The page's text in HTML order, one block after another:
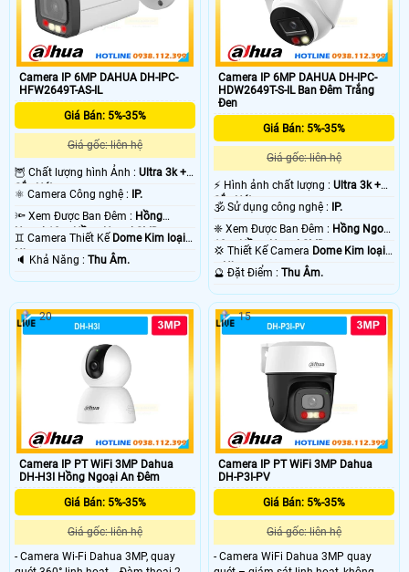
Camera IP 6MP DAHUA DH-IPC-
HFW2649T-AS-IL
Giá Bán: 5%-35%
Giá gốc: liên hệ
🦉 Chất lượng hình Ảnh : Ultra 3k +
Sắc Nét .
⚛️ Camera Công nghệ :
IP.
🔦 Xem Được Ban Đêm : Hồng
Ngoại 10m Hồng Ngoại SMD.
♊ Camera Thiết Kế Dome Kim loại +
Nhựa.
️🔈 Khả Năng : Thu Âm.
Camera IP 6MP DAHUA DH-IPC-
HDW2649T-S-IL Ban Đêm Trắng
Đen
Giá Bán: 5%-35%
Giá gốc: liên hệ
️⚡ Hình ảnh chất lượng :Ultra 3k +
Sắc Nét .
🕉️ Sử dụng công nghệ :
IP.
❈ Xem Được Ban Đêm : Hồng Ngoại
10m Hồng Ngoại SMD.
💢 Thiết Kế Camera Dome Kim loại
+ Nhựa.
️🔮 Đặt Điểm :Thu Âm.
Camera IP PT WiFi 3MP Dahua
DH-H3I Hồng Ngoại An Đêm
Giá Bán: 5%-35%
Giá gốc: liên hệ
- Camera Wi-Fi Dahua 3MP, quay
20
Camera IP PT WiFi 3MP Dahua
DH-P3I-PV
Giá Bán: 5%-35%
Giá gốc: liên hệ
- Camera WiFi Dahua 3MP quay
15